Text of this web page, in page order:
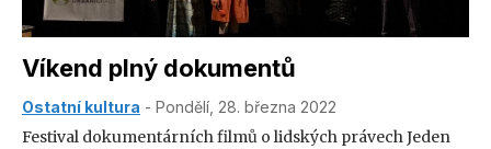
Víkend plný dokumentů
Ostatní kultura - Pondělí, 28. března 2022
Festival dokumentárních filmů o lidských právech Jeden